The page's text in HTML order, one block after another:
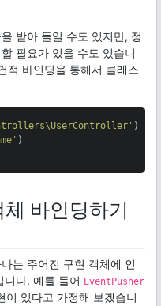
받아 들일 수도 있지만, 정
필요가 있을 수도 있습니
적 바인딩을 통해서 클래스
)
)
바인딩하기
는 주어진 구현 객체에 인
니다. 예를 들어 EventPusher
이 있다고 가정해 보겠습니